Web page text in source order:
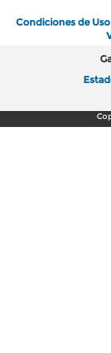
Condiciones de Uso